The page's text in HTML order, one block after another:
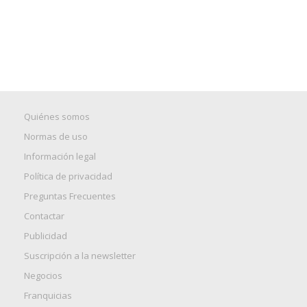
Quiénes somos
Normas de uso
Información legal
Política de privacidad
Preguntas Frecuentes
Contactar
Publicidad
Suscripción a la newsletter
Negocios
Franquicias